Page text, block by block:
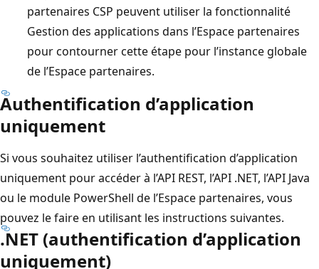
partenaires CSP peuvent utiliser la fonctionnalité
Gestion des applications dans l’Espace partenaires
pour contourner cette étape pour l’instance globale
de l’Espace partenaires.
Authentification d’application
uniquement
Si vous souhaitez utiliser l’authentification d’application
uniquement pour accéder à l’API REST, l’API .NET, l’API Java
ou le module PowerShell de l’Espace partenaires, vous
pouvez le faire en utilisant les instructions suivantes.
.NET (authentification d’application
uniquement)